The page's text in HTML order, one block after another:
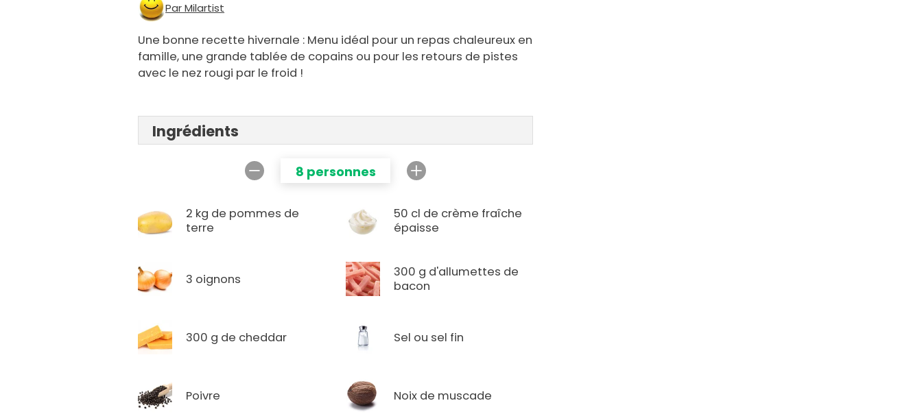
Par Milartist
Une bonne recette hivernale : Menu idéal pour un repas chaleureux en
famille, une grande tablée de copains ou pour les retours de pistes
avec le nez rougi par le froid !
Ingrédients
8 personnes
2 kg de pommes de
terre
50 cl de crème fraîche
épaisse
3 oignons
300 g d'allumettes de
bacon
300 g de cheddar Sel ou sel fin
Poivre Noix de muscade